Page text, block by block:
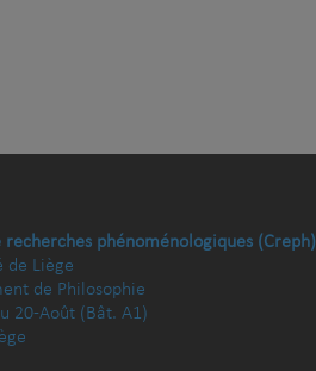
recherches phénoménologiques (Creph)
de Liège
de Philosophie
20-Août (Bât. A1)